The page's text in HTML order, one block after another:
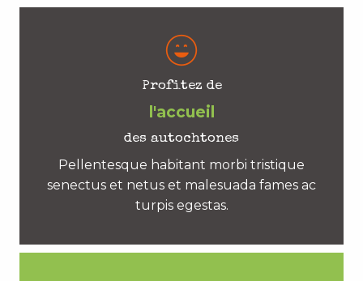
Profitez de
l'accueil
des autochtones
Pellentesque habitant morbi tristique
senectus et netus et malesuada fames ac
turpis egestas.